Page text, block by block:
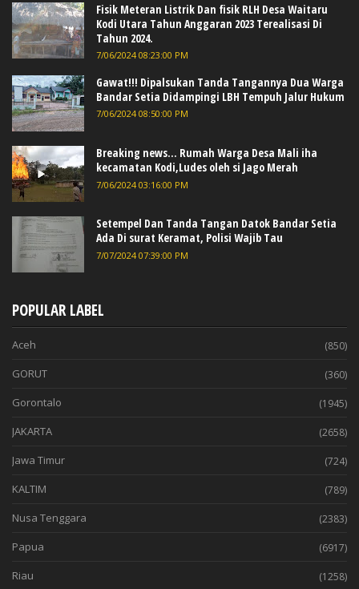
Fisik Meteran Listrik Dan fisik RLH Desa Waitaru
Kodi Utara Tahun Anggaran 2023 Terealisasi Di
Tahun 2024.
7/06/2024 08:23:00 PM
Gawat!!! Dipalsukan Tanda Tangannya Dua Warga
Bandar Setia Didampingi LBH Tempuh Jalur Hukum
7/06/2024 08:50:00 PM
Breaking news... Rumah Warga Desa Mali iha
kecamatan Kodi,Ludes oleh si Jago Merah
7/06/2024 03:16:00 PM
Setempel Dan Tanda Tangan Datok Bandar Setia
Ada Di surat Keramat, Polisi Wajib Tau
7/07/2024 07:39:00 PM
POPULAR LABEL
Aceh (850)
GORUT (360)
Gorontalo (1945)
JAKARTA (2658)
Jawa Timur (724)
KALTIM (789)
Nusa Tenggara (2383)
Papua (6917)
Riau (1258)